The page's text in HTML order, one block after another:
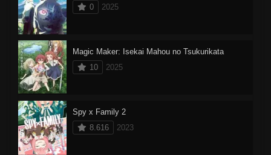
0
2025
Magic Maker: Isekai Mahou no Tsukurikata
10
2025
Spy x Family 2
8.616
2023